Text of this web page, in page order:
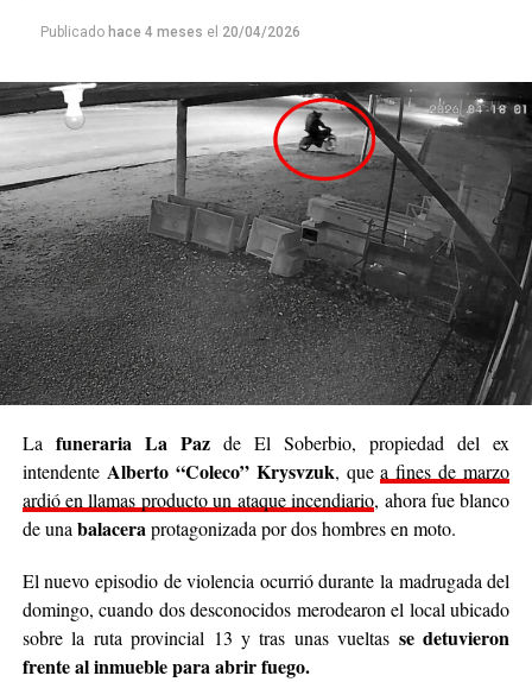
cada persona que colabore sienta que realmente está
siendo parte de algo genuino”.
Luego continuó: “Nuestro deseo es poder llegar a
cada rincón de Posadas
, acompañar, contener y
brindar un poco de alivio a quienes están pasando
momentos difíciles. No podemos cambiar el mundo
entero, pero sí podemos cambiar el día de alguien”.
Se trata de una iniciativa hecha a pulmón, con esfuerzo
propio y con el acompañamiento de cada persona que
decide sumar su granito de arena, ya sea concamperas,
buzos, sacos, frazadas, colchas, mantas, bufandas,
gorros, guantes y todo lo que pueda abrigar.
Cabe destacar que para mediados de mayo será la
entrega de donaciones y tienen planificado realizar ollas
populares de arroz con pollo, por lo que también
recibirán donaciones de alimentos no perecederos.
Para comunicarse con el organizador de la iniciativa,
podrán enviar mensajes, audios o realizar llamadas al
3764140551
o a través de Instagram
@agustin_pineiroo
Publicado hace 4 meses el 20/04/2026
La funeraria La Pazde El Soberbio, propiedad del ex
intendente Alberto “Coleco” Krysvzuk, quea fines de marzo
ardió en llamas producto un ataque incendiario, ahora fue blanco
de unabalaceraprotagonizada por dos hombres en moto.
El nuevo episodio de violencia ocurrió durante la madrugada del
domingo, cuando dos desconocidos merodearon el local ubicado
sobre la ruta provincial 13 y tras unas vueltas se detuvieron
frente al inmueble para abrir fuego.